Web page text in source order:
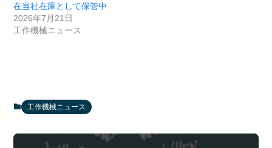
在当社在庫として保管中
2026年7月21日
工作機械ニュース
工作機械ニュース